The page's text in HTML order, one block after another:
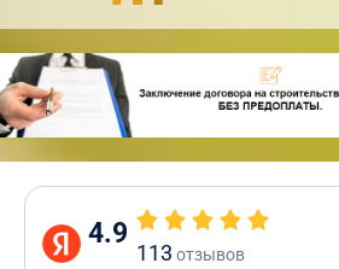
4.9
113 отзывов